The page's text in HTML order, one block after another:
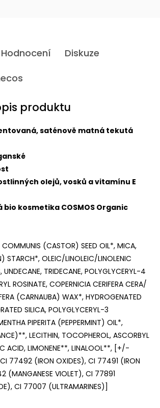
Hodnocení
Diskuze
produktu
saténově matná tekutá
olejů, vosků a vitamínu E
kosmetika COSMOS Organic
COMMUNIS (CASTOR) SEED OIL*, MICA,
STARCH*, OLEIC/LINOLEIC/LINOLENIC
UNDECANE, TRIDECANE, POLYGLYCERYL-4
ROSINATE, COPERNICIA CERIFERA CERA/
(CARNAUBA) WAX*, HYDROGENATED
SILICA, POLYGLYCERYL-3
PIPERITA (PEPPERMINT) OIL*,
LECITHIN, TOCOPHEROL, ASCORBYL
ACID, LIMONENE**, LINALOOL**, [+/-
77492 (IRON OXIDES), CI 77491 (IRON
(MANGANESE VIOLET), CI 77891
CI 77007 (ULTRAMARINES)]